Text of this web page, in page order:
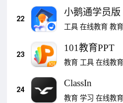
22
小鹅通学员版
工具 在线教育 教育
23
101教育PPT
教育 工具 在线教育
24
ClassIn
教育 学习 在线教育